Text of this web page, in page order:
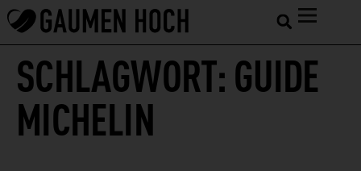
SCHLAGWORT:GUIDE
MICHELIN